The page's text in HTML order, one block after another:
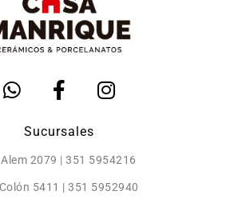
Sucursales
2079 | 351 5954216
5411 | 351 5952940